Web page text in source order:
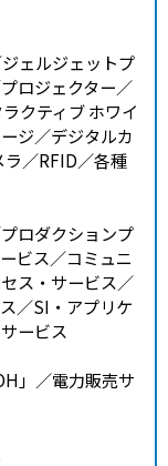
ェルジェットプ
ロジェクター／
クティブ ホワイ
ジ／デジタルカ
ラ／RFID／各種
ロダクションプ
ビス／コミュニ
ス・サービス／
／SI・アプリケ
ービス
」／電力販売サ